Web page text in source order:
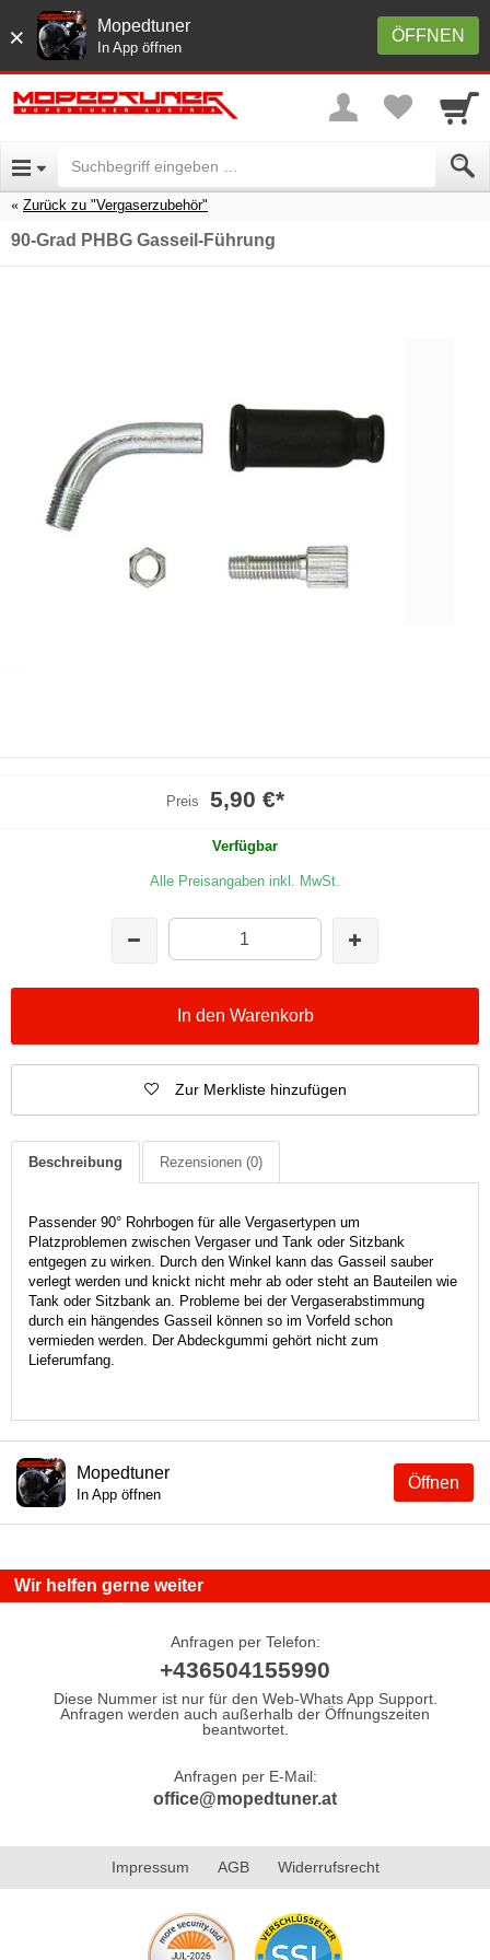
× ÖFFNEN
Mopedtuner
In App öffnen
Zurück zu "Vergaserzubehör"
90-Grad PHBG Gasseil-Führung
Preis 5,90 €*
Verfügbar
Alle Preisangaben inkl. MwSt.
In den Warenkorb
Zur Merkliste hinzufügen
Beschreibung Rezensionen (0)
Passender 90° Rohrbogen für alle Vergasertypen um
Platzproblemen zwischen Vergaser und Tank oder Sitzbank
entgegen zu wirken. Durch den Winkel kann das Gasseil sauber
verlegt werden und knickt nicht mehr ab oder steht an Bauteilen wie
Tank oder Sitzbank an. Probleme bei der Vergaserabstimmung
durch ein hängendes Gasseil können so im Vorfeld schon
vermieden werden. Der Abdeckgummi gehört nicht zum
Lieferumfang.
Öffnen
Mopedtuner
In App öffnen
Wir helfen gerne weiter
Anfragen per Telefon:
+436504155990
Diese Nummer ist nur für den Web-Whats App Support.
Anfragen werden auch außerhalb der Öffnungszeiten
beantwortet.
Anfragen per E-Mail:
office@mopedtuner.at
Impressum AGB Widerrufsrecht